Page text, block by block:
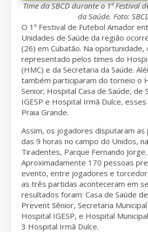
Time da SBCD durante o 1º Festival
da Saúde. Foto:
O 1º Festival de Futebol Amador
Unidades de Saúde da região
(26) em Cubatão. Na oportunidade,
representado pelos times do
(HMC) e da Secretaria da Saúde.
também participaram do torneio o
Senior; Hospital Casa de Saúde, de
IGESP e Hospital Irmã Dulce,
Praia Grande.
Assim, os jogadores disputaram
das 9 horas no campo do Unidos,
Tiradentes, Parque Fernando Jorge.
Aproximadamente 170 pessoas
evento, entre jogadores e
as três partidas aconteceram em
resultados foram: Casa de Saúde
Prevent Sênior, Secretaria Municipal
Hospital IGESP, e Hospital
3 Hospital Irmã Dulce.